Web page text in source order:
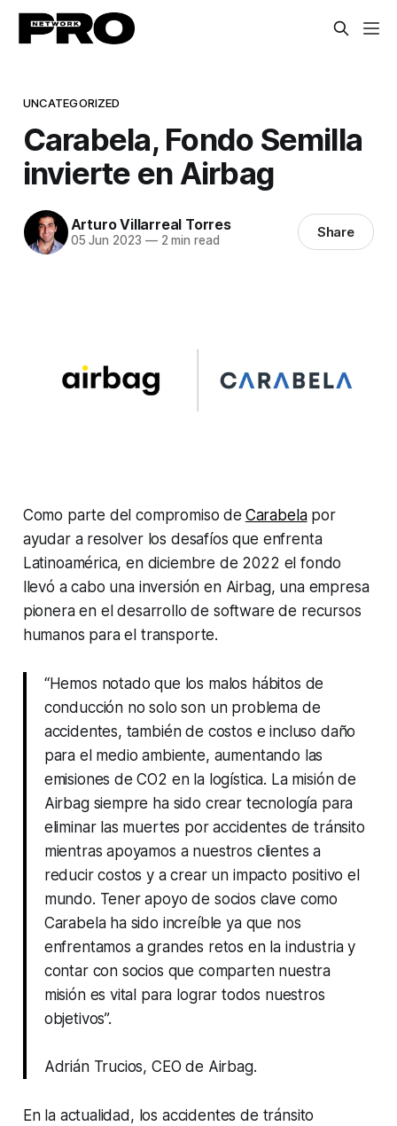
UNCATEGORIZED
Carabela, Fondo Semilla
invierte en Airbag
Arturo Villarreal Torres
05 Jun 2023 —2 min read Share
Como parte del compromiso de Carabelapor
ayudar a resolver los desafíos que enfrenta
Latinoamérica, en diciembre de 2022 el fondo
llevó a cabo una inversión en Airbag, una empresa
pionera en el desarrollo de software de recursos
humanos para el transporte.
“Hemos notado que los malos hábitos de
conducción no solo son un problema de
accidentes, también de costos e incluso daño
para el medio ambiente, aumentando las
emisiones de CO2 en la logística. La misión de
Airbag siempre ha sido crear tecnología para
eliminar las muertes por accidentes de tránsito
mientras apoyamos a nuestros clientes a
reducir costos y a crear un impacto positivo el
mundo. Tener apoyo de socios clave como
Carabela ha sido increíble ya que nos
enfrentamos a grandes retos en la industria y
contar con socios que comparten nuestra
misión es vital para lograr todos nuestros
objetivos”.
Adrián Trucios, CEO de Airbag.
En la actualidad, los accidentes de tránsito